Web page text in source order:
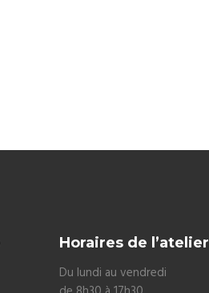
Horaires de l’atelier
Du lundi au vendredi